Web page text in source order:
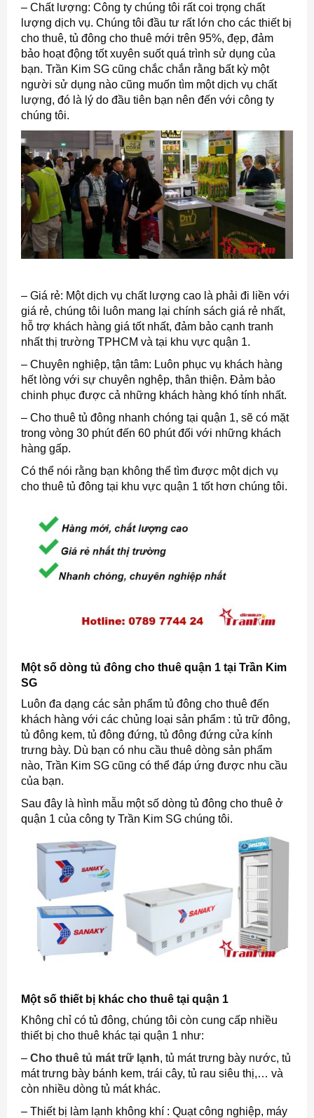
– Chất lượng: Công ty chúng tôi rất coi trọng chất
lượng dịch vụ. Chúng tôi đầu tư rất lớn cho các thiết bị
cho thuê, tủ đông cho thuê mới trên 95%, đẹp, đảm
bảo hoạt động tốt xuyên suốt quá trình sử dụng của
bạn. Trần Kim SG cũng chắc chắn rằng bất kỳ một
người sử dụng nào cũng muốn tìm một dịch vụ chất
lượng, đó là lý do đầu tiên bạn nên đến với công ty
chúng tôi.
– Giá rẻ: Một dịch vụ chất lượng cao là phải đi liền với
giá rẻ, chúng tôi luôn mang lại chính sách giá rẻ nhất,
hỗ trợ khách hàng giá tốt nhất, đảm bảo cạnh tranh
nhất thị trường TPHCM và tại khu vực quận 1.
– Chuyên nghiệp, tận tâm: Luôn phục vụ khách hàng
hết lòng với sự chuyên nghệp, thân thiện. Đảm bảo
chinh phục được cả những khách hàng khó tính nhất.
– Cho thuê tủ đông nhanh chóng tại quận 1, sẽ có mặt
trong vòng 30 phút đến 60 phút đối với những khách
hàng gấp.
Có thể nói rằng bạn không thể tìm được một dịch vụ
cho thuê tủ đông tại khu vực quận 1 tốt hơn chúng tôi.
Một số dòng tủ đông cho thuê quận 1 tại Trần Kim
SG
Luôn đa dạng các sản phẩm tủ đông cho thuê đến
khách hàng với các chủng loại sản phẩm : tủ trữ đông,
tủ đông kem, tủ đông đứng, tủ đông đứng cửa kính
trưng bày. Dù bạn có nhu cầu thuê dòng sản phẩm
nào, Trần Kim SG cũng có thể đáp ứng được nhu cầu
của bạn.
Sau đây là hình mẫu một số dòng tủ đông cho thuê ở
quận 1 của công ty Trần Kim SG chúng tôi.
Một số thiết bị khác cho thuê tại quận 1
Không chỉ có tủ đông, chúng tôi còn cung cấp nhiều
thiết bị cho thuê khác tại quận 1 như:
– Cho thuê tủ mát trữ lạnh, tủ mát trưng bày nước, tủ
mát trưng bày bánh kem, trái cây, tủ rau siêu thị,… và
còn nhiều dòng tủ mát khác.
– Thiết bị làm lạnh không khí : Quạt công nghiệp, máy